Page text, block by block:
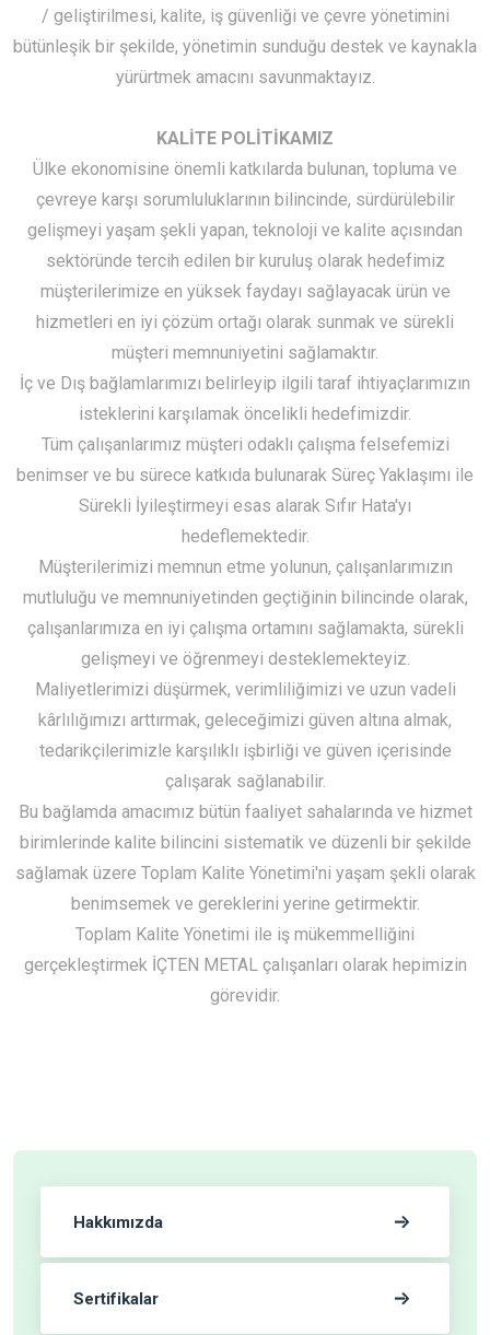
Hakkımızda
Sertifikalar
/ geliştirilmesi, kalite, iş güvenliği ve çevre yönetimini
bütünleşik bir şekilde, yönetimin sunduğu destek ve kaynakla
yürürtmek amacını savunmaktayız.
KALİTE POLİTİKAMIZ
Ülke ekonomisine önemli katkılarda bulunan, topluma ve
çevreye karşı sorumluluklarının bilincinde, sürdürülebilir
gelişmeyi yaşam şekli yapan, teknoloji ve kalite açısından
sektöründe tercih edilen bir kuruluş olarak hedefimiz
müşterilerimize en yüksek faydayı sağlayacak ürün ve
hizmetleri en iyi çözüm ortağı olarak sunmak ve sürekli
müşteri memnuniyetini sağlamaktır.
İç ve Dış bağlamlarımızı belirleyip ilgili taraf ihtiyaçlarımızın
isteklerini karşılamak öncelikli hedefimizdir.
Tüm çalışanlarımız müşteri odaklı çalışma felsefemizi
benimser ve bu sürece katkıda bulunarak Süreç Yaklaşımı ile
Sürekli İyileştirmeyi esas alarak Sıfır Hata'yı
hedeflemektedir.
Müşterilerimizi memnun etme yolunun, çalışanlarımızın
mutluluğu ve memnuniyetinden geçtiğinin bilincinde olarak,
çalışanlarımıza en iyi çalışma ortamını sağlamakta, sürekli
gelişmeyi ve öğrenmeyi desteklemekteyiz.
Maliyetlerimizi düşürmek, verimliliğimizi ve uzun vadeli
kârlılığımızı arttırmak, geleceğimizi güven altına almak,
tedarikçilerimizle karşılıklı işbirliği ve güven içerisinde
çalışarak sağlanabilir.
Bu bağlamda amacımız bütün faaliyet sahalarında ve hizmet
birimlerinde kalite bilincini sistematik ve düzenli bir şekilde
sağlamak üzere Toplam Kalite Yönetimi'ni yaşam şekli olarak
benimsemek ve gereklerini yerine getirmektir.
Toplam Kalite Yönetimi ile iş mükemmelliğini
gerçekleştirmek İÇTEN METAL çalışanları olarak hepimizin
görevidir.